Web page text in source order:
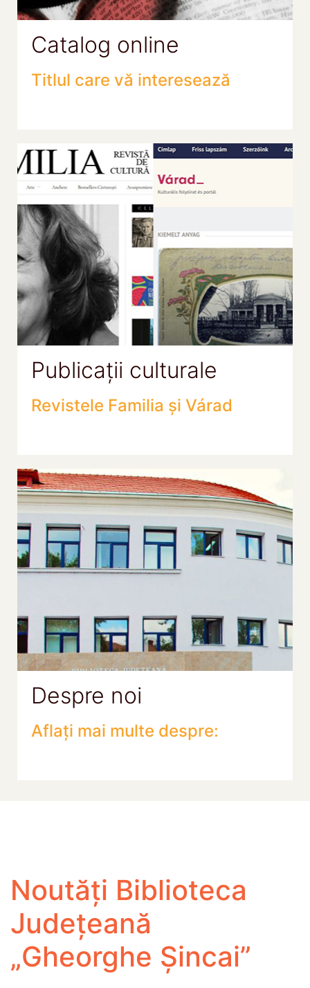
Catalog online
Titlul care vă interesează
Publicații culturale
Revistele Familia și Várad
Despre noi
Aflați mai multe despre:
Noutăți Biblioteca
Județeană
„Gheorghe Șincai”